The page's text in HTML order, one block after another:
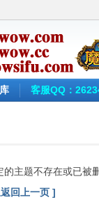
客服QQ：
的主题不存在或已被
回上一页 ]